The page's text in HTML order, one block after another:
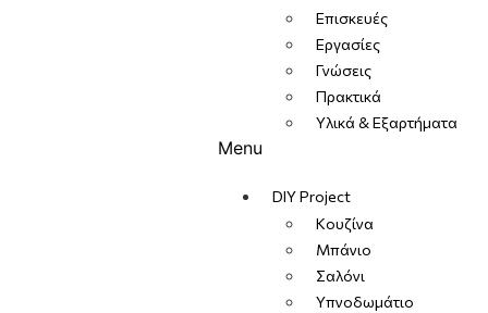
Επισκευές
Εργασίες
Γνώσεις
Πρακτικά
Υλικά & Εξαρτήματα
Menu
DIY Project
Κουζίνα
Μπάνιο
Σαλόνι
Υπνοδωμάτιο